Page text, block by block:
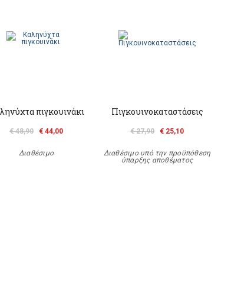
πιγκουινάκι
€ 48,90 € 44,00
Διαθέσιμο
Πιγκουινοκαταστάσεις
€ 27,90 € 25,10
Διαθέσιμο υπό την προϋπόθεση
ύπαρξης αποθέματος